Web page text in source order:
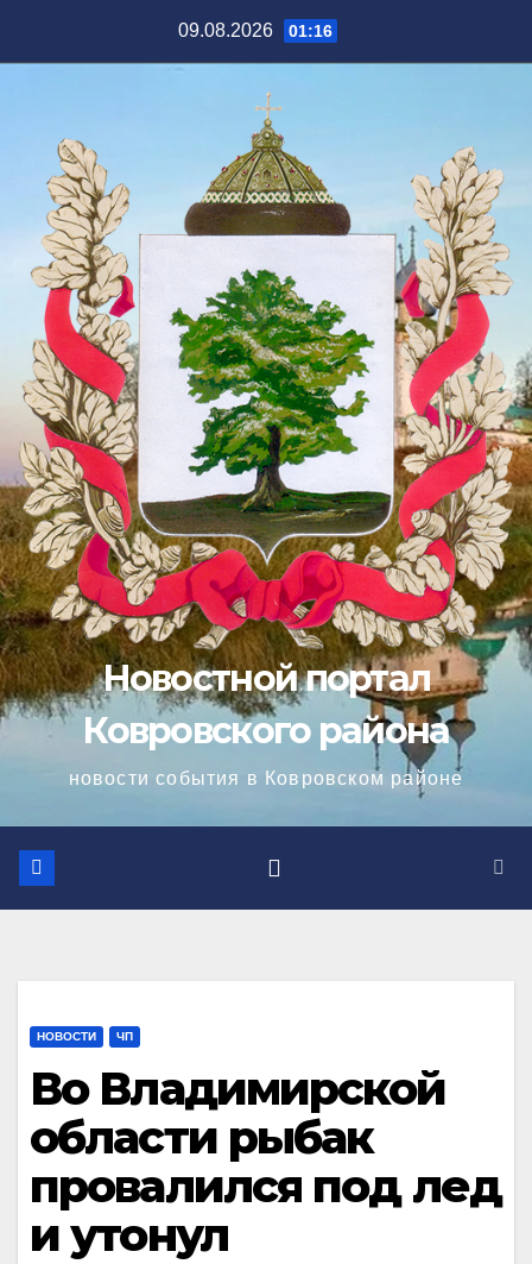
09.08.2026 01:16
Новостной портал
Ковровского района
новости события в Ковровском районе
НОВОСТИ ЧП
Во Владимирской
области рыбак
провалился под лед
и утонул